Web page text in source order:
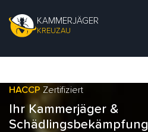
KAMMERJÄGER
KREUZAU
HACCP Zertifiziert
Ihr Kammerjäger &
Schädlingsbekämpfung